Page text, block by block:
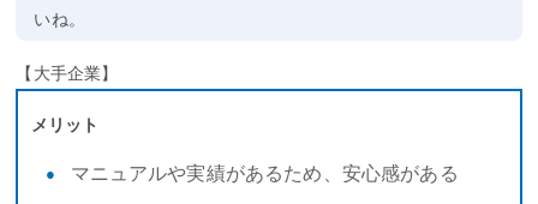
いね。
【大手企業】
メリット
マニュアルや実績があるため、安心感がある